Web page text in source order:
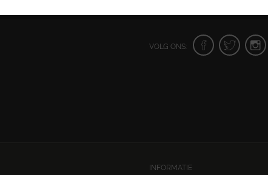
VOLG ONS:
INFORMATIE